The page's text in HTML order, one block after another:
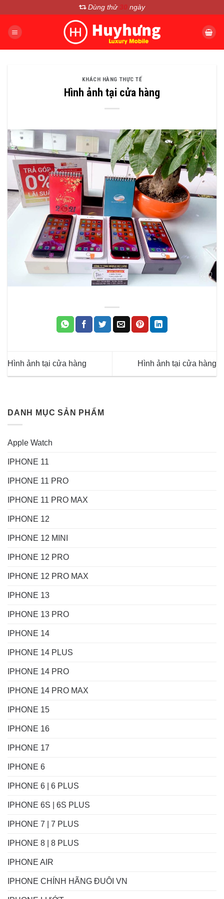
nội
Dùng thử 30 ngày
KHÁCH HÀNG THỰC TẾ
Hình ảnh tại cửa hàng
Hình ảnh tại cửa hàng Hình ảnh tại cửa hàng
DANH MỤC SẢN PHẨM
Apple Watch
IPHONE 11
IPHONE 11 PRO
IPHONE 11 PRO MAX
IPHONE 12
IPHONE 12 MINI
IPHONE 12 PRO
IPHONE 12 PRO MAX
IPHONE 13
IPHONE 13 PRO
IPHONE 14
IPHONE 14 PLUS
IPHONE 14 PRO
IPHONE 14 PRO MAX
IPHONE 15
IPHONE 16
IPHONE 17
IPHONE 6
IPHONE 6 | 6 PLUS
IPHONE 6S | 6S PLUS
IPHONE 7 | 7 PLUS
IPHONE 8 | 8 PLUS
IPHONE AIR
IPHONE CHÍNH HÃNG ĐUÔI VN